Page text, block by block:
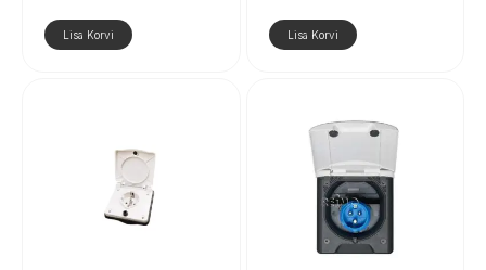
Lisa Korvi Lisa Korvi